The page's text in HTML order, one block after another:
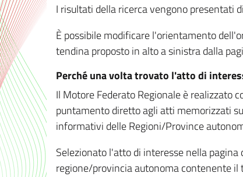
I risultati della ricerca vengono presentati
È possibile modificare l'orientamento
tendina proposto in alto a sinistra dalla
Perché una volta trovato l'atto di
Il Motore Federato Regionale è realizzato
puntamento diretto agli atti memorizzati
informativi delle Regioni/Province
Selezionato l'atto di interesse nella
regione/provincia autonoma contenente il